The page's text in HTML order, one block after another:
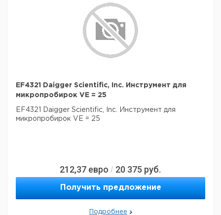
EF4321 Daigger Scientific, Inc. Инструмент для
микропробирок VE = 25
EF4321 Daigger Scientific, Inc. Инструмент для
микропробирок VE = 25
212,37 евро / 20 375 руб.
Получить предложение
Подробнее